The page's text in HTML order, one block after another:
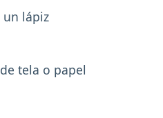
un lápiz
tela o papel